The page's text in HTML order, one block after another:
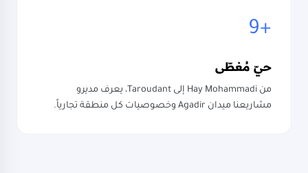
9+
حيّ مُغطّى
من Hay Mohammadi إلى Taroudant، يعرف مديرو
مشاريعنا ميدان Agadir وخصوصيات كل منطقة تجارياً.